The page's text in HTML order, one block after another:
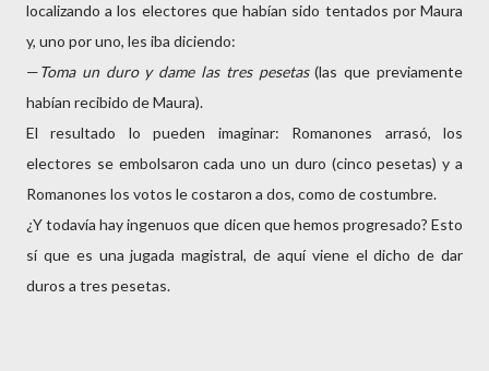
localizando a los electores que habían sido tentados por Maura
y, uno por uno, les iba diciendo:
—Toma un duro y dame las tres pesetas(las que previamente
habían recibido de Maura).
El resultado lo pueden imaginar: Romanones arrasó, los
electores se embolsaron cada uno un duro (cinco pesetas) y a
Romanones los votos le costaron a dos, como de costumbre.
¿Y todavía hay ingenuos que dicen que hemos progresado? Esto
sí que es una jugada magistral, de aquí viene el dicho de dar
duros a tres pesetas.